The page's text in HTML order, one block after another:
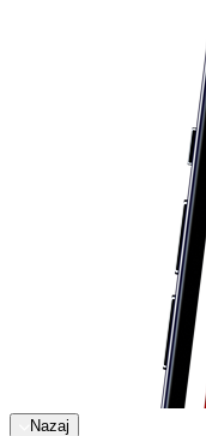
Nazaj